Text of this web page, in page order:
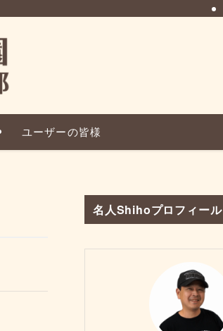
ユーザーの皆様
名人Shihoプロフィール